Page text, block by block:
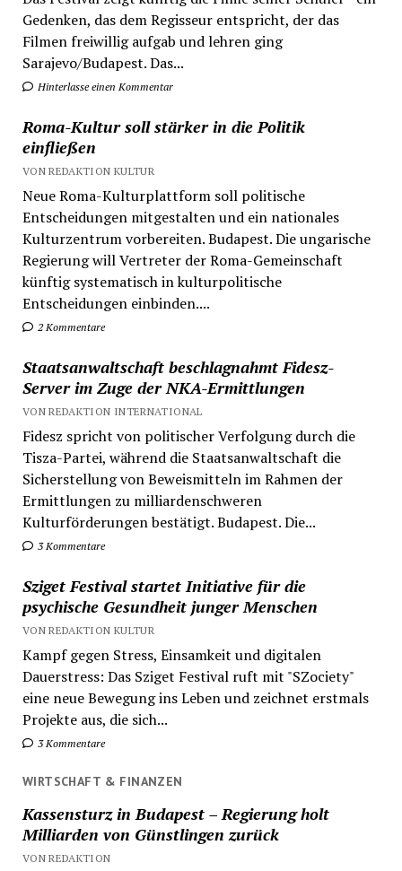
Gedenken, das dem Regisseur entspricht, der das
Filmen freiwillig aufgab und lehren ging
Sarajevo/Budapest. Das...
Hinterlasse einen Kommentar
Roma-Kultur soll stärker in die Politik
einfließen
VON REDAKTION KULTUR
Neue Roma-Kulturplattform soll politische
Entscheidungen mitgestalten und ein nationales
Kulturzentrum vorbereiten. Budapest. Die ungarische
Regierung will Vertreter der Roma-Gemeinschaft
künftig systematisch in kulturpolitische
Entscheidungen einbinden....
2 Kommentare
Staatsanwaltschaft beschlagnahmt Fidesz-
Server im Zuge der NKA-Ermittlungen
VON REDAKTION INTERNATIONAL
Fidesz spricht von politischer Verfolgung durch die
Tisza-Partei, während die Staatsanwaltschaft die
Sicherstellung von Beweismitteln im Rahmen der
Ermittlungen zu milliardenschweren
Kulturförderungen bestätigt. Budapest. Die...
3 Kommentare
Sziget Festival startet Initiative für die
psychische Gesundheit junger Menschen
VON REDAKTION KULTUR
Kampf gegen Stress, Einsamkeit und digitalen
Dauerstress: Das Sziget Festival ruft mit "SZociety"
eine neue Bewegung ins Leben und zeichnet erstmals
Projekte aus, die sich...
3 Kommentare
WIRTSCHAFT & FINANZEN
Kassensturz in Budapest – Regierung holt
Milliarden von Günstlingen zurück
VON REDAKTION